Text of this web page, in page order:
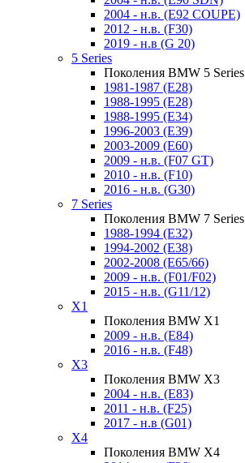
2004 - н.в. (E92 COUPE)
2012 - н.в. (F30)
2019 - н.в (G 20)
5 Series
Поколения BMW 5 Series
1981-1987 (E28)
1988-1995 (E28)
1988-1995 (E34)
1996-2003 (E39)
2003-2009 (E60)
2009 - н.в. (F07 GT)
2010 - н.в. (F10)
2016 - н.в. (G30)
7 Series
Поколения BMW 7 Series
1988-1994 (E32)
1994-2002 (E38)
2002-2008 (E65/66)
2009 - н.в. (F01/F02)
2015 - н.в. (G11/12)
X1
Поколения BMW X1
2009 - н.в. (E84)
2016 - н.в. (F48)
X3
Поколения BMW X3
2004 - н.в. (E83)
2011 - н.в. (F25)
2017 - н.в (G01)
X4
Поколения BMW X4